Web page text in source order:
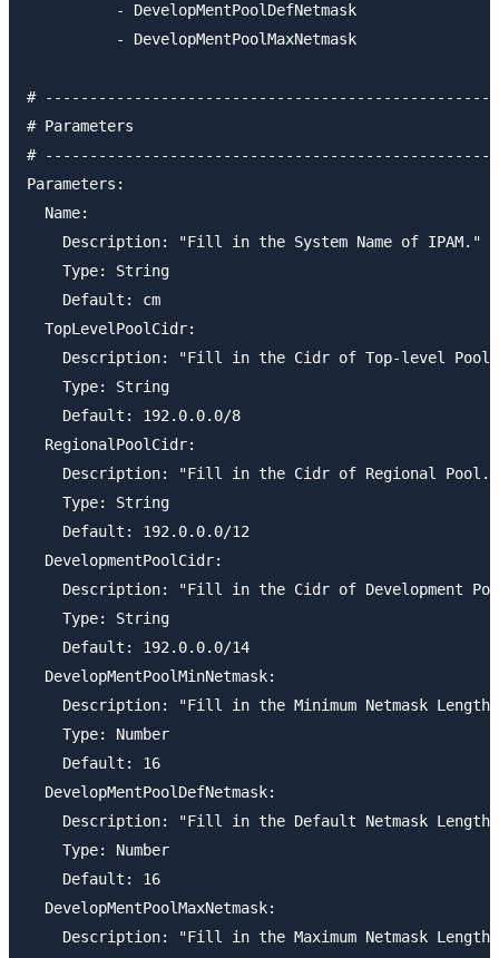
          - DevelopMentPoolDefNetmask
          - DevelopMentPoolMaxNetmask
#
# Parameters
#
Parameters:
  Name:
    Description: "Fill in the System Name of IPAM."
    Type: String
    Default: cm
  TopLevelPoolCidr:
Description: "Fill in the Cidr of Top-level
    Type: String
    Default: 192.0.0.0/8
  RegionalPoolCidr:
    Description: "Fill in the Cidr of Regional Pool."
    Type: String
    Default: 192.0.0.0/12
  DevelopmentPoolCidr:
Description: "Fill in the Cidr of Development
    Type: String
    Default: 192.0.0.0/14
  DevelopMentPoolMinNetmask:
Description: "Fill in the Minimum Netmask Length
    Type: Number
    Default: 16
  DevelopMentPoolDefNetmask:
Description: "Fill in the Default Netmask Length
    Type: Number
    Default: 16
  DevelopMentPoolMaxNetmask:
Description: "Fill in the Maximum Netmask Length